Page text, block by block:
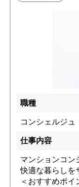
職種
コンシェルジュ
仕事内容
マンションコン
快適な暮らしを
＜おすすめポイ